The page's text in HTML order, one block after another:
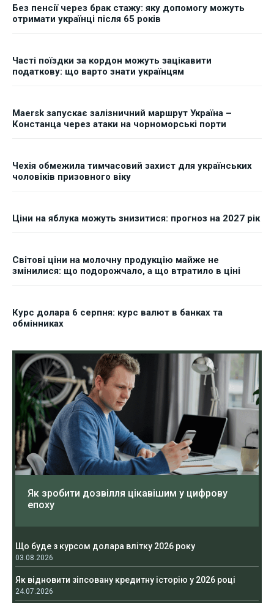
Без пенсії через брак стажу: яку допомогу можуть
отримати українці після 65 років
Часті поїздки за кордон можуть зацікавити
податкову: що варто знати українцям
Maersk запускає залізничний маршрут Україна –
Констанца через атаки на чорноморські порти
Чехія обмежила тимчасовий захист для українських
чоловіків призовного віку
Ціни на яблука можуть знизитися: прогноз на 2027 рік
Світові ціни на молочну продукцію майже не
змінилися: що подорожчало, а що втратило в ціні
Курс долара 6 серпня: курс валют в банках та
обмінниках
Як зробити дозвілля цікавішим у цифрову
епоху
Що буде з курсом долара влітку 2026 року
03.08.2026
Як відновити зіпсовану кредитну історію у 2026 році
24.07.2026